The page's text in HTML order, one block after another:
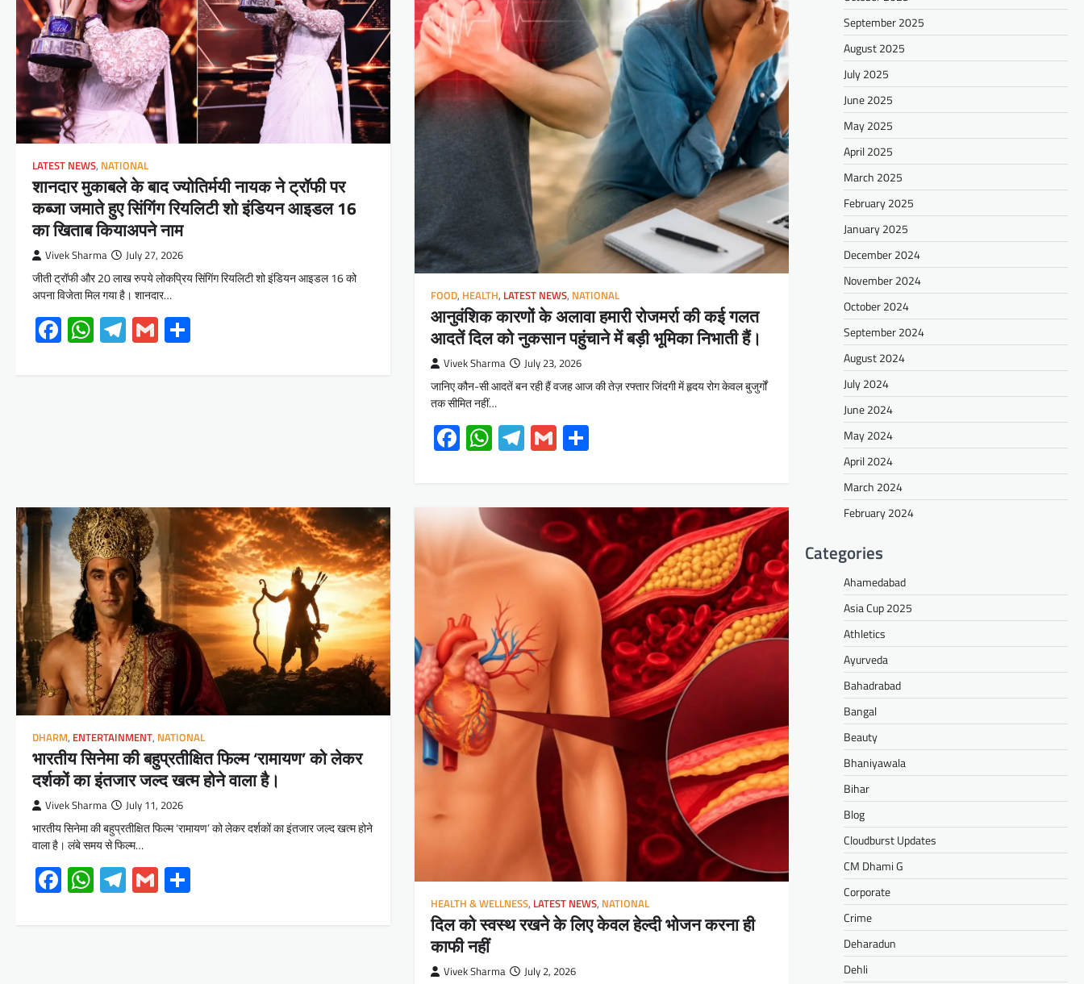
LATEST NEWS, NATIONAL
शानदार मुकाबले के बाद ज्योतिर्मयी नायक ने ट्रॉफी पर
कब्जा जमाते हुए सिंगिंग रियलिटी शो इंडियन आइडल 16
का खिताब कियाअपने नाम
Vivek Sharma July 27, 2026
जीती ट्रॉफी और 20 लाख रुपये लोकप्रिय सिंगिंग रियलिटी शो इंडियन आइडल 16 को
अपना विजेता मिल गया है। शानदार…
Facebook
WhatsApp
Telegram
Gmail
FOOD, HEALTH, LATEST NEWS, NATIONAL
आनुवंशिक कारणों के अलावा हमारी रोजमर्रा की कई गलत
आदतें दिल को नुकसान पहुंचाने में बड़ी भूमिका निभाती हैं।
Vivek Sharma July 23, 2026
जानिए कौन-सी आदतें बन रही हैं वजह आज की तेज़ रफ्तार जिंदगी में हृदय रोग केवल बुजुर्गों
तक सीमित नहीं…
Facebook
WhatsApp
Telegram
Gmail
DHARM, ENTERTAINMENT, NATIONAL
भारतीय सिनेमा की बहुप्रतीक्षित फिल्म ‘रामायण’ को लेकर
दर्शकों का इंतजार जल्द खत्म होने वाला है।
Vivek Sharma July 11, 2026
भारतीय सिनेमा की बहुप्रतीक्षित फिल्म ‘रामायण’ को लेकर दर्शकों का इंतजार जल्द खत्म होने
वाला है। लंबे समय से फिल्म…
Facebook
WhatsApp
Telegram
Gmail
HEALTH & WELLNESS, LATEST NEWS, NATIONAL
दिल को स्वस्थ रखने के लिए केवल हेल्दी भोजन करना ही
काफी नहीं
Vivek Sharma July 2, 2026
September 2025
August 2025
July 2025
June 2025
May 2025
April 2025
March 2025
February 2025
January 2025
December 2024
November 2024
October 2024
September 2024
August 2024
July 2024
June 2024
May 2024
April 2024
March 2024
February 2024
Categories
Ahamedabad
Asia Cup 2025
Athletics
Ayurveda
Bahadrabad
Bangal
Beauty
Bhaniyawala
Bihar
Blog
Cloudburst Updates
CM Dhami G
Corporate
Crime
Deharadun
Dehli